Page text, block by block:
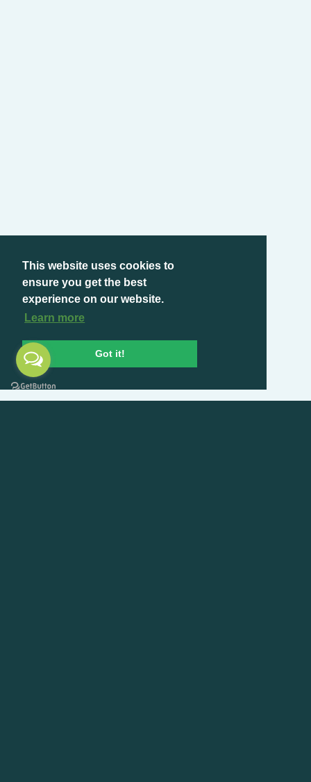
This website uses cookies to
ensure you get the best
experience on our website.
Learn more
Got it!